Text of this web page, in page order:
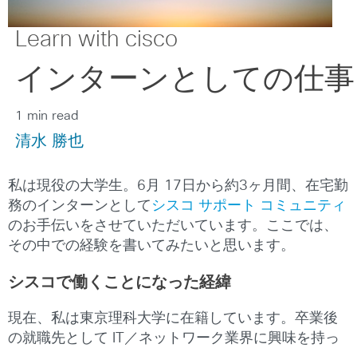
Learn with cisco
インターンとしての仕事
1 min read
清水 勝也
私は現役の大学生。6月 17日から約3ヶ月間、在宅勤
務のインターンとして シスコ サポート コミュニティ
のお手伝いをさせていただいています。ここでは、
その中での経験を書いてみたいと思います。
シスコで働くことになった経緯
現在、私は東京理科大学に在籍しています。卒業後
の就職先として IT／ネットワーク業界に興味を持っ